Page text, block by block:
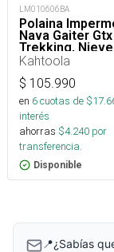
LM010606BA
Polaina
Nava Gaiter
Trekking,
Montaña
Kahtoola
$ 105.990
en 6cuotas de $
interés
ahorras $4.240 por
transferencia.
Disponible
📍¿Sabías